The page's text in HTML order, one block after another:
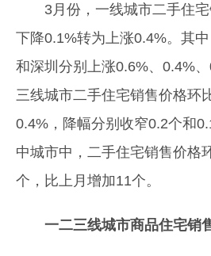
3月份，一线城市二手住宅
下降0.1%转为上涨0.4%。其
和深圳分别上涨0.6%、0.4%、
三线城市二手住宅销售价格环
0.4%，降幅分别收窄0.2个和
中城市中，二手住宅销售价格
个，比上月增加11个。
一二三线城市商品住宅销